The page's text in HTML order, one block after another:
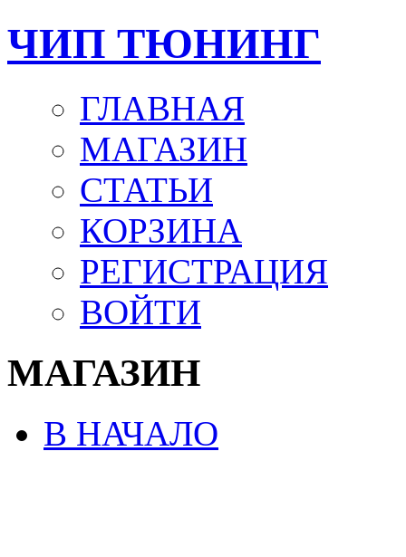
ЧИП ТЮНИНГ
ГЛАВНАЯ
МАГАЗИН
СТАТЬИ
КОРЗИНА
РЕГИСТРАЦИЯ
ВОЙТИ
МАГАЗИН
В НАЧАЛО